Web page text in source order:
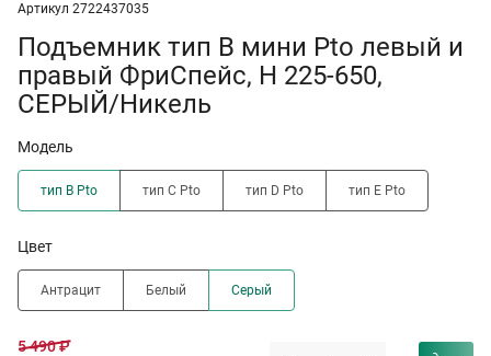
Артикул 2722437035
Подъемник тип B мини Pto левый и
правый ФриСпейс, H 225-650,
СЕРЫЙ/Никель
Модель
тип B Pto тип C Pto тип D Pto тип E Pto
Цвет
Антрацит Белый Серый
5 490 ₽